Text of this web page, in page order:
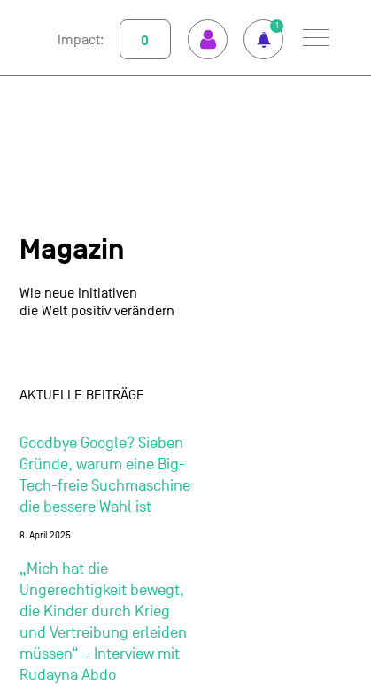
Menu
1
Impact: 0
Spenden
Kontakt
Magazin
Wie neue Initiativen
die Welt positiv verändern
AKTUELLE BEITRÄGE
Goodbye Google? Sieben
Gründe, warum eine Big-
Tech-freie Suchmaschine
die bessere Wahl ist
8. April 2025
„Mich hat die
Ungerechtigkeit bewegt,
die Kinder durch Krieg
und Vertreibung erleiden
müssen“ – Interview mit
Rudayna Abdo